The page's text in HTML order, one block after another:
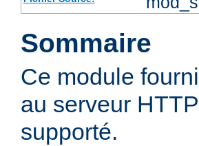
Sommaire
Ce module
au serveur
supporté.